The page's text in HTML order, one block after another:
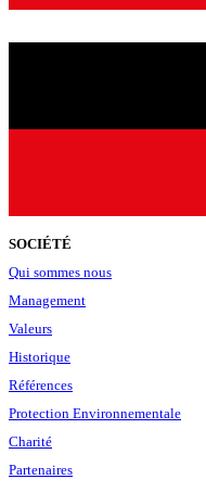
SOCIÉTÉ
Qui sommes nous
Management
Valeurs
Historique
Références
Protection Environnementale
Charité
Partenaires